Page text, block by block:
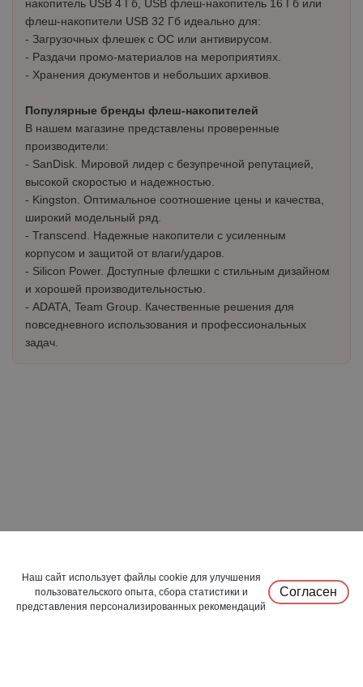
накопитель USB 4 Гб, USB флеш-накопитель 16 Гб или
флеш-накопители USB 32 Гб идеально для:
- Загрузочных флешек с ОС или антивирусом.
- Раздачи промо-материалов на мероприятиях.
- Хранения документов и небольших архивов.
Популярные бренды флеш-накопителей
В нашем магазине представлены проверенные
производители:
- SanDisk. Мировой лидер с безупречной репутацией,
высокой скоростью и надежностью.
- Kingston. Оптимальное соотношение цены и качества,
широкий модельный ряд.
- Transcend. Надежные накопители с усиленным
корпусом и защитой от влаги/ударов.
- Silicon Power. Доступные флешки с стильным дизайном
и хорошей производительностью.
- ADATA, Team Group. Качественные решения для
повседневного использования и профессиональных
задач.
Наш сайт использует файлы cookie для улучшения
пользовательского опыта, сбора статистики и
представления персонализированных рекомендаций
Согласен